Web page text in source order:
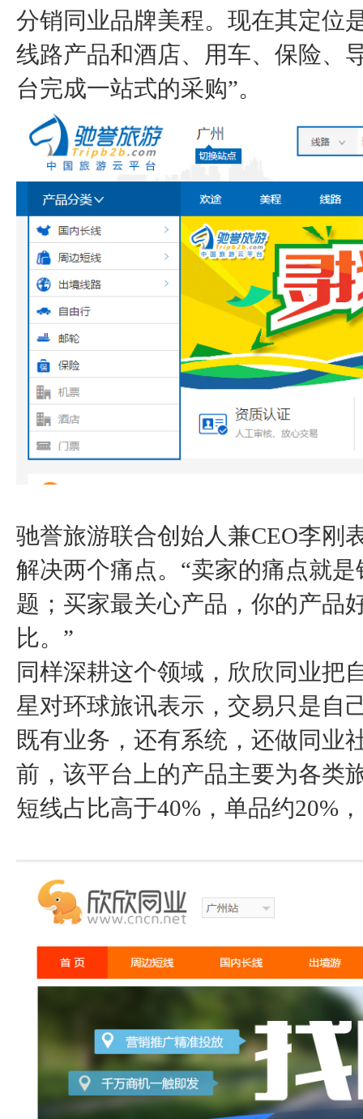
分销同业品牌美程。现在其定位
线路产品和酒店、用车、保险、
台完成一站式的采购”。
驰誉旅游联合创始人兼CEO李刚
解决两个痛点。“卖家的痛点就
题；买家最关心产品，你的产品
比。”
同样深耕这个领域，欣欣同业把
星对环球旅讯表示，交易只是自
既有业务，还有系统，还做同业
前，该平台上的产品主要为各类
短线占比高于40%，单品约20%